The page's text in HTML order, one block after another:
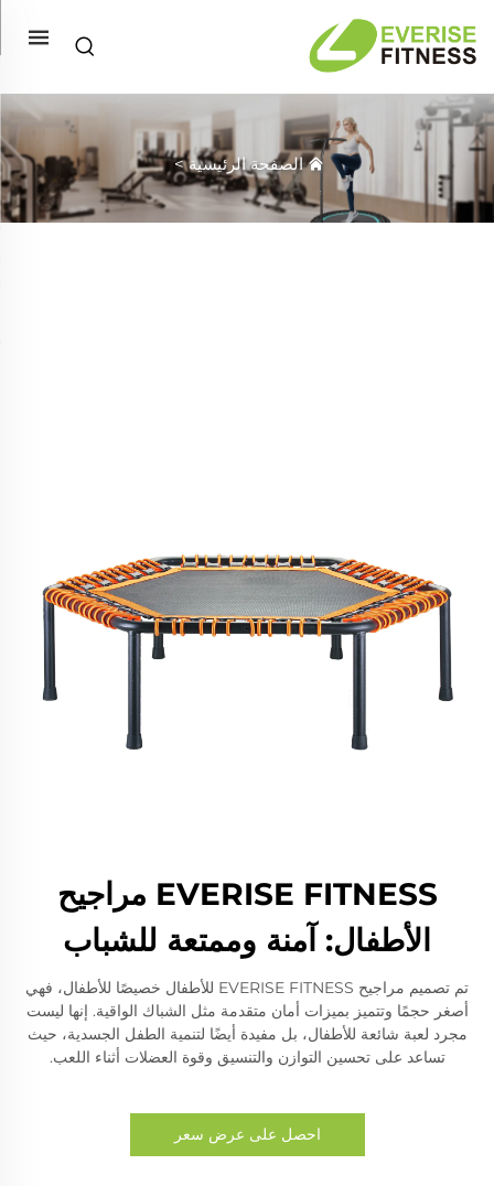
الصفحة الرئيسية>
EVERISE FITNESS مراجيح
الأطفال: آمنة وممتعة للشباب
تم تصميم مراجيح EVERISE FITNESS للأطفال خصيصًا للأطفال، فهي
أصغر حجمًا وتتميز بميزات أمان متقدمة مثل الشباك الواقية. إنها ليست
مجرد لعبة شائعة للأطفال، بل مفيدة أيضًا لتنمية الطفل الجسدية، حيث
تساعد على تحسين التوازن والتنسيق وقوة العضلات أثناء اللعب.
احصل على عرض سعر